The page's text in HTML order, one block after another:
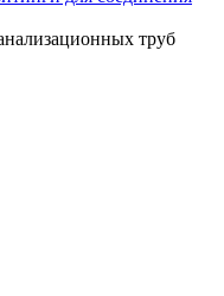
труб